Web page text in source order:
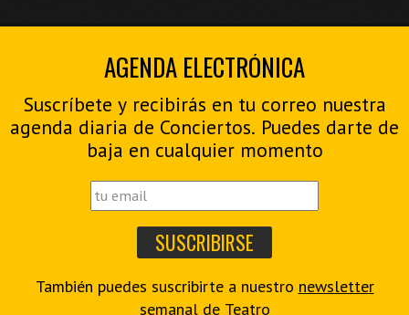
AGENDA ELECTRÓNICA
Suscríbete y recibirás en tu correo nuestra
agenda diaria de Conciertos. Puedes darte de
baja en cualquier momento
También puedes suscribirte a nuestro newsletter
semanal de Teatro